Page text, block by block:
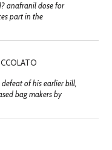
anafranil dose for
part in the
of his earlier bill,
bag makers by